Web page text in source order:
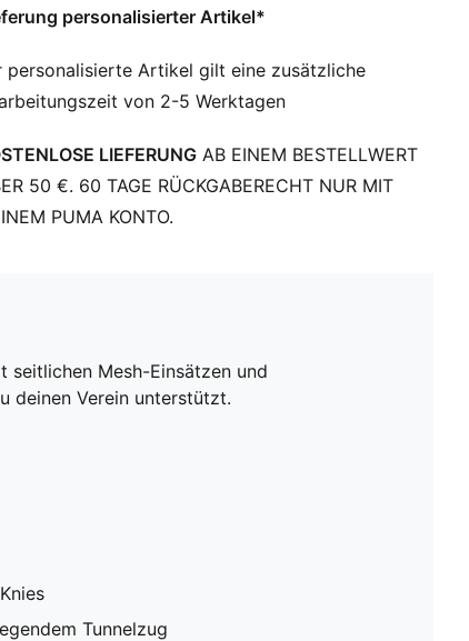
Mittel
and PUMA
Teenager: Empfohlen für ältere Kinder und
personalisierter Artikel*
personalisierte Artikel gilt eine zusätzliche
von 2-5 Werktagen
LIEFERUNG AB EINEM BESTELLWERT
50 €. 60 TAGE RÜCKGABERECHT NUR MIT
PUMA KONTO.
seitlichen Mesh-Einsätzen und
deinen Verein unterstützt.
Tunnelzug